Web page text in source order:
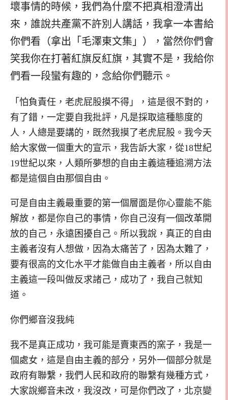
壞事情的時候，我們為什麼不把真相澄清出
來，誰說共產黨不許別人講話，我拿一本書給
你們看（拿出「毛澤東文集」），當然你們會
笑我你在打著紅旗反紅旗，其實不是，我給你
們看一段蠻有趣的，念給你們聽示。
「怕負責任，老虎屁股摸不得」，這是很不對的，
有了錯，一定要自我批評，凡是採取這種態度的
人，人總是要講的，既然我摸了老虎屁股。我今天
給大家做一個重大的宣示，我告訴大家，從18世紀
19世紀以來，人類所夢想的自由主義這種追溯方法
都是這個自由那個自由。
可是自由主義最重要的第一個層面是你心靈能不能
解放，都是你自己的事情，你自己沒有一個改革開
放的自己，永遠困擾自己。所以我說，真正的自由
主義者沒有人想做，因為太痛苦了，因為太難了，
要有很高的文化水平才能做自由主義者，所以自由
主義這一段叫做反求諸己，成功了，我自己就知
道。
你們鄉音沒我純
我不是真正成功，我可能是賣東西的窯子，我是一
個處女，這是自由主義的部分，另外一個部分就是
政府有聯繫，我們人民和政府的聯繫有幾種方式，
大家說鄉音未改，我沒改，可是你們改了，北京變